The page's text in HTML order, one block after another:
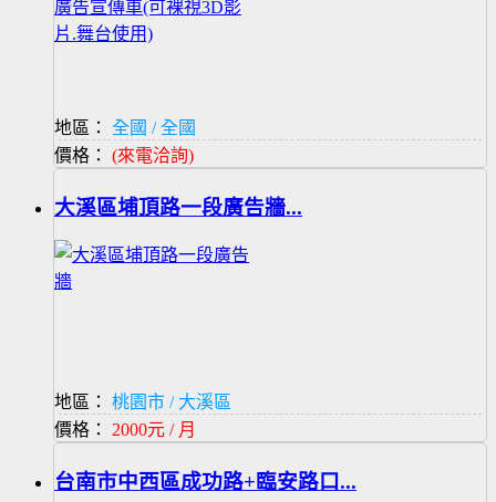
地區：
全國 / 全國
價格： (來電洽詢)
大溪區埔頂路一段廣告牆...
地區：
桃園市 / 大溪區
價格： 2000元 / 月
台南市中西區成功路+臨安路口...